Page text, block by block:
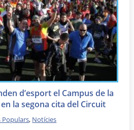
d’esport el Campus de la
la segona cita del Circuit
Populars, Notícies